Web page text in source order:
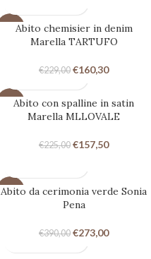
-30%Abito chemisier in denim
Marella TARTUFO
€229,00 €160,30
-30%Abito con spalline in satin
Marella MLLOVALE
€225,00 €157,50
-30%
Abito da cerimonia verde Sonia
Pena
€390,00 €273,00